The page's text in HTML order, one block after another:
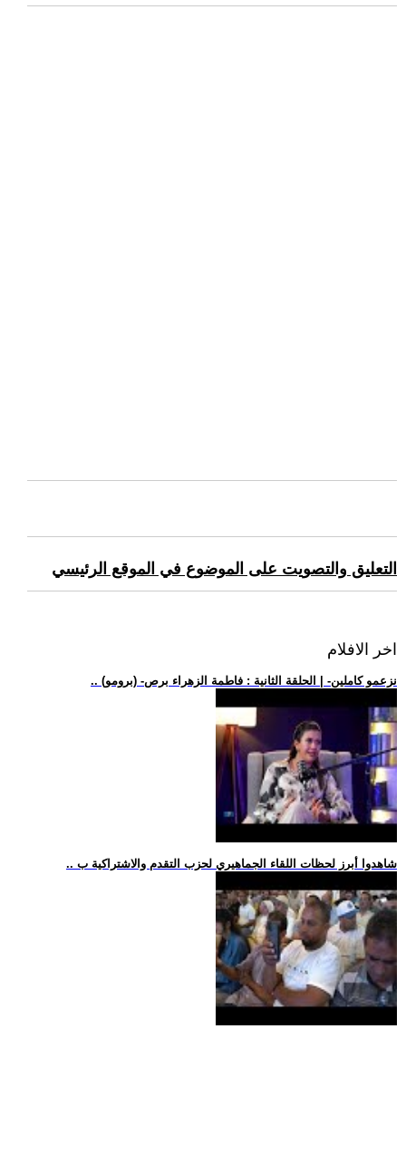
التعليق والتصويت على الموضوع في الموقع الرئيسي
اخر الافلام
.. (برومو) -نزعمو كاملين- | الحلقة الثانية : فاطمة الزهراء برص
.. شاهدوا أبرز لحظات اللقاء الجماهيري لحزب التقدم والاشتراكية ب